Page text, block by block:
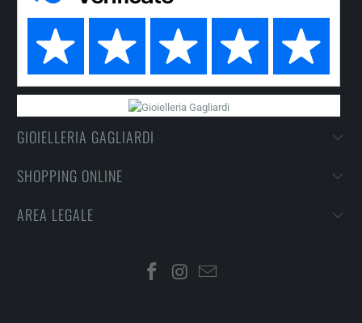
GIOIELLERIA GAGLIARDI
SHOPPING ONLINE
AREA LEGALE